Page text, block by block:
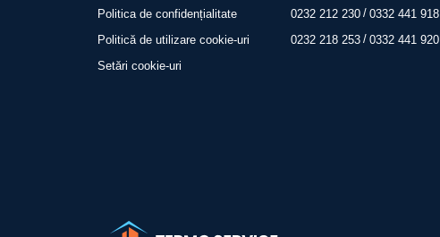
Politica de confidențialitate
Politică de utilizare cookie-uri
Setări cookie-uri
0232 212 230 / 0332 441 918
0232 218 253 / 0332 441 920